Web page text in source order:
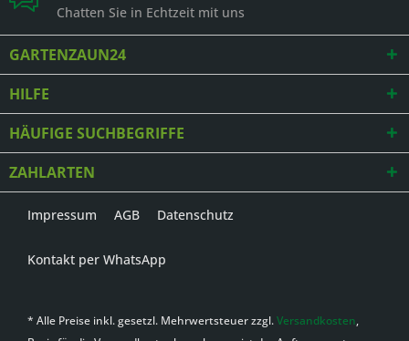
Chatten Sie in Echtzeit mit uns
GARTENZAUN24
HILFE
HÄUFIGE SUCHBEGRIFFE
ZAHLARTEN
Impressum AGB Datenschutz
Kontakt per WhatsApp
* Alle Preise inkl. gesetzl. Mehrwertsteuer zzgl.Versandkosten,